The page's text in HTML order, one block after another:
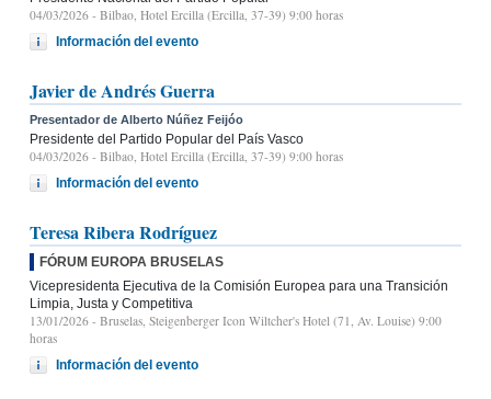
04/03/2026 - Bilbao, Hotel Ercilla (Ercilla, 37-39) 9:00 horas
Información del evento
Javier de Andrés Guerra
Presentador de Alberto Núñez Feijóo
Presidente del Partido Popular del País Vasco
04/03/2026 - Bilbao, Hotel Ercilla (Ercilla, 37-39) 9:00 horas
Información del evento
Teresa Ribera Rodríguez
FÓRUM EUROPA BRUSELAS
Vicepresidenta Ejecutiva de la Comisión Europea para una Transición
Limpia, Justa y Competitiva
13/01/2026 - Bruselas, Steigenberger Icon Wiltcher's Hotel (71, Av. Louise) 9:00
horas
Información del evento